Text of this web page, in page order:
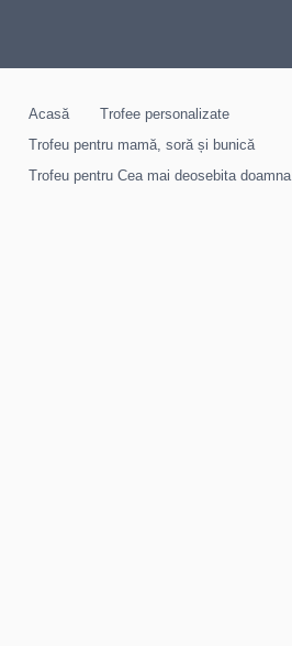
Acasă
Trofee personalizate
Trofeu pentru mamă, soră și bunică
Trofeu pentru Cea mai deosebita doamna